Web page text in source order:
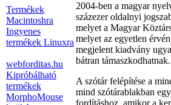
Termékek
Macintoshra
Ingyenes
termékek Linuxra
webforditas.hu
Kipróbálható
termékek
MorphoMouse
2004-ben a magyar
százezer oldalnyi
melyet a Magyar
melyet az egyetlen
megjelent kiadvány
bátran támaszkodhatnak.
A szótár felépítése a
mind szótárablakban
fordításhoz, amikor a